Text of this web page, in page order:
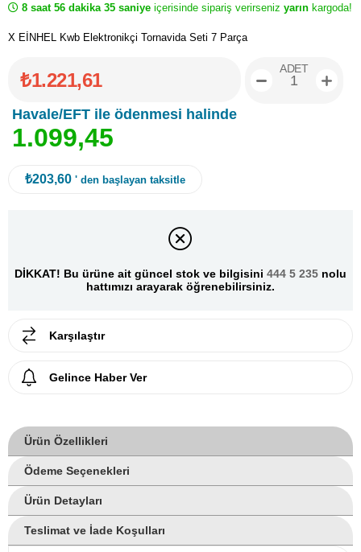
8 saat 56 dakika 35 saniye içerisinde sipariş verirseniz yarın kargoda!
X EİNHEL Kwb Elektronikçi Tornavida Seti 7 Parça
₺1.221,61
Havale/EFT ile ödenmesi halinde
1.099,45
ADET
₺203,60 ' den başlayan taksitle
DİKKAT! Bu ürüne ait güncel stok ve bilgisini 444 5 235 nolu
hattımızı arayarak öğrenebilirsiniz.
Karşılaştır
Gelince Haber Ver
Ürün Özellikleri
Ödeme Seçenekleri
Ürün Detayları
Teslimat ve İade Koşulları